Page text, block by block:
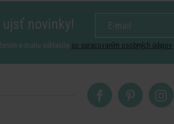
novinky!
e-mailu súhlasíte so spracovaním osobných údajov